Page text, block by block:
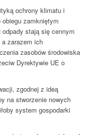
ochrony klimatu i
zamkniętym
stają się cennym
zarazem ich
zasobów środowiska
Dyrektywie UE o
zgodnej z ideą
na stworzenie nowych
system gospodarki